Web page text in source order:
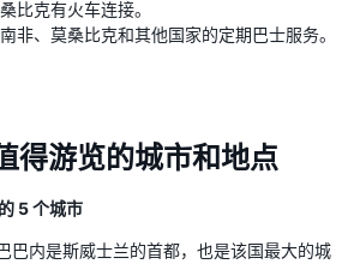
比克有火车连接。
非、莫桑比克和其他国家的定期巴士服务。
得游览的城市和地点
5 个城市
巴内是斯威士兰的首都，也是该国最大的城